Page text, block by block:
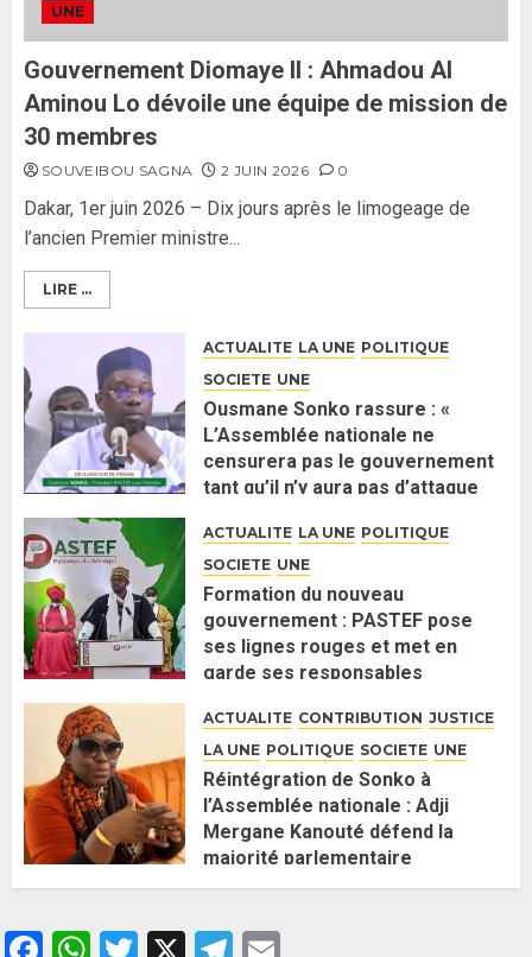
3
UNE
Gouvernement Diomaye II : Ahmadou Al
Aminou Lo dévoile une équipe de mission de
30 membres
SOUVEIBOU SAGNA 2 JUIN 2026 0
Dakar, 1er juin 2026 – Dix jours après le limogeage de
l’ancien Premier ministre...
LIRE ...
ACTUALITE LA UNE POLITIQUE
SOCIETE UNE
Ousmane Sonko rassure : «
L’Assemblée nationale ne
censurera pas le gouvernement
tant qu’il n’y aura pas d’attaque
2 JUIN 2026 0
ACTUALITE LA UNE POLITIQUE
SOCIETE UNE
Formation du nouveau
gouvernement : PASTEF pose
ses lignes rouges et met en
garde ses responsables
ACTUALITE CONTRIBUTION JUSTICE
LA UNE POLITIQUE SOCIETE UNE
Réintégration de Sonko à
l’Assemblée nationale : Adji
Mergane Kanouté défend la
majorité parlementaire
26 MAI 2026 0